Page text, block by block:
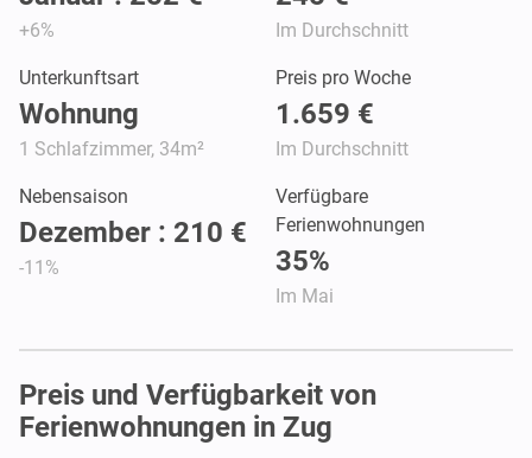
+6% Im Durchschnitt
Unterkunftsart
Wohnung
1 Schlafzimmer, 34m²
Preis pro Woche
1.659 €
Im Durchschnitt
Nebensaison
Dezember : 210 €
-11%
Verfügbare
Ferienwohnungen
35%
Im Mai
Preis und Verfügbarkeit von
Ferienwohnungen in Zug